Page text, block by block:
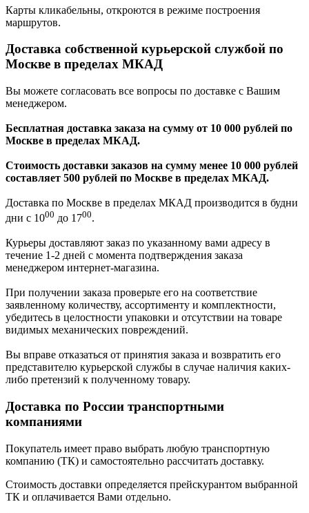
Карты кликабельны, откроются в режиме построения
маршрутов.
Доставка собственной курьерской службой по
Москве в пределах МКАД
Вы можете согласовать все вопросы по доставке с Вашим
менеджером.
Бесплатная доставка заказа на сумму от 10 000 рублей по
Москве в пределах МКАД.
Стоимость доставки заказов на сумму менее 10 000 рублей
составляет 500 рублей по Москве в пределах МКАД.
Доставка по Москве в пределах МКАД производится в будни
дни с 1000 до 1700.
Курьеры доставляют заказ по указанному вами адресу в
течение 1-2 дней с момента подтверждения заказа
менеджером интернет-магазина.
При получении заказа проверьте его на соответствие
заявленному количеству, ассортименту и комплектности,
убедитесь в целостности упаковки и отсутствии на товаре
видимых механических повреждений.
Вы вправе отказаться от принятия заказа и возвратить его
представителю курьерской службы в случае наличия каких-
либо претензий к полученному товару.
Доставка по России транспортными
компаниями
Покупатель имеет право выбрать любую транспортную
компанию (ТК) и самостоятельно рассчитать доставку.
Стоимость доставки определяется прейскурантом выбранной
ТК и оплачивается Вами отдельно.